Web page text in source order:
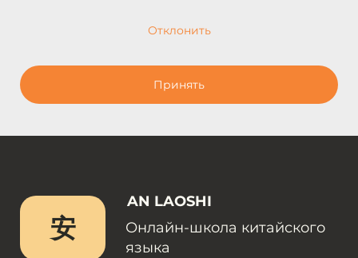
Отклонить
Принять
安
AN LAOSHI
Онлайн-школа китайского
языка